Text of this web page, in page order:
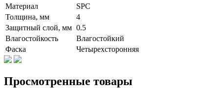
Материал
SPC
Толщина, мм
4
Защитный слой, мм 0.5
Влагостойкость
Влагостойкий
Фаска
Четырехсторонняя
Просмотренные товары